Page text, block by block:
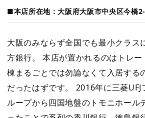
■本店所在地：大阪府大阪市中央区今橋
大阪のみならず全国でも最小クラス
方銀行。 本店が置かれるのはトレ
棟まるごとでは勿論なくて入居する
だったはずです。 2016年に三菱
ループから四国地盤のトモニホール